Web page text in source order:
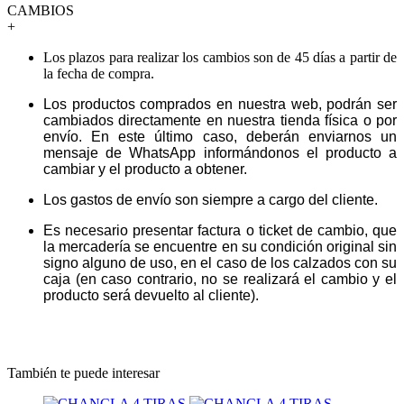
CAMBIOS
+
Los plazos para realizar los cambios son de 45 días a partir de
la fecha de compra.
Los productos comprados en nuestra web, podrán ser
cambiados directamente en nuestra tienda física o por
envío. En este último caso, deberán enviarnos un
mensaje de WhatsApp informándonos el producto a
cambiar y el producto a obtener.
Los gastos de envío son siempre a cargo del cliente.
Es necesario presentar factura o ticket de cambio, que
la mercadería se encuentre en su condición original sin
signo alguno de uso, en el caso de los calzados con su
caja (en caso contrario, no se realizará el cambio y el
producto será devuelto al cliente).
También te puede interesar